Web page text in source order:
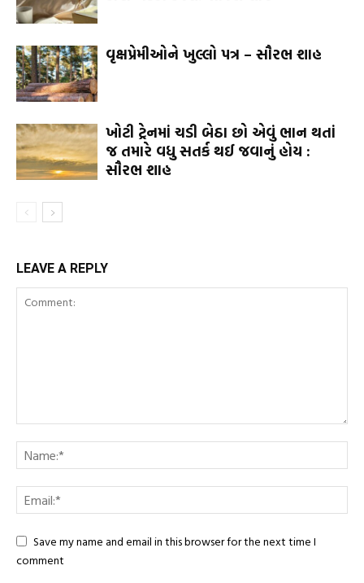
વૃક્ષપ્રેમીઓને ખુલ્લો પત્ર – સૌરભ શાહ
ખોટી ટ્રેનમાં ચડી બેઠા છો એવું ભાન થતાં
જ તમારે વધુ સતર્ક થઈ જવાનું હોય :
સૌરભ શાહ
LEAVE A REPLY
Save my name and email in this browser for the next time I
comment